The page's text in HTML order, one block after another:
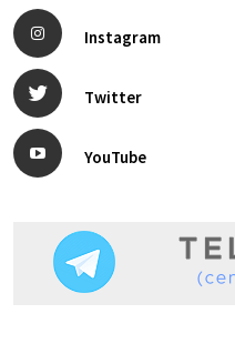
Instagram
Twitter
YouTube